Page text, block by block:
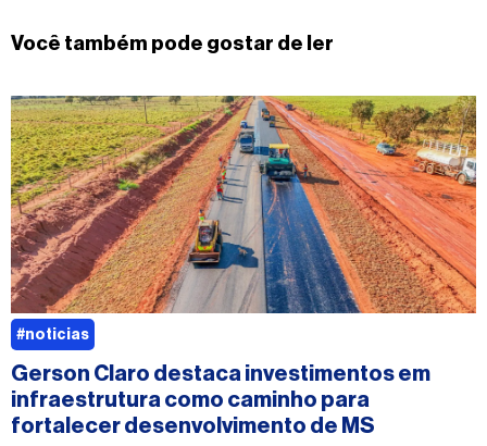
Você também pode gostar de ler
Gerson Claro destaca investimentos em
infraestrutura como caminho para
fortalecer desenvolvimento de MS
#noticias